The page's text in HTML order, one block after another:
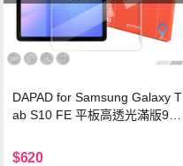
DAPAD for Samsung Galaxy T
ab S10 FE 平板高透光滿版9H
$620